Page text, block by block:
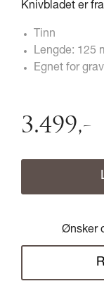
Knivbladet er
Tinn
Lengde: 125
Egnet for
3.499,-
Ønsker